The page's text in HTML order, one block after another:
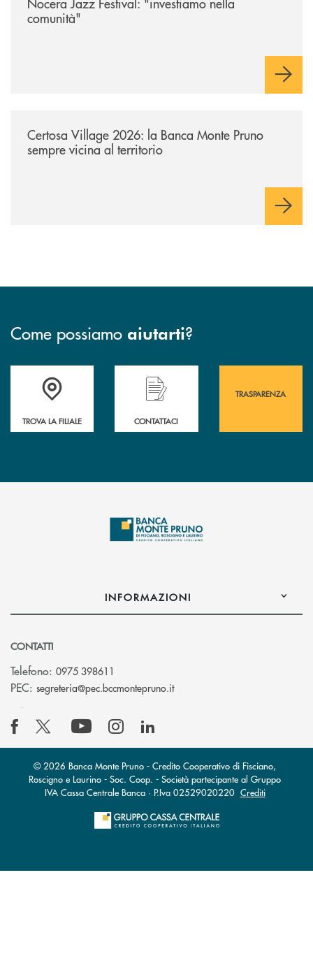
comunità"
Certosa Village 2026: la Banca Monte Pruno
sempre vicina al territorio
Come possiamo aiutarti?
Accedi all' elenco completo&nbsp; delle&nbsp; filiali&nbsp; di Banca
TROVA LA FILIALE
Hai bisogno di assistenza immediata?
CONTATTACI
TRASPARENZA
INFORMAZIONI
CONTATTI
Telefono: 0975 398611
PEC: segreteria@pec.bccmontepruno.it(si apre l’app di posta
© 2026 Banca Monte Pruno - Credito Cooperativo di Fisciano,
Roscigno e Laurino - Soc. Coop. - Società partecipante al Gruppo
IVA Cassa Centrale Banca · P.Iva 02529020220 Crediti